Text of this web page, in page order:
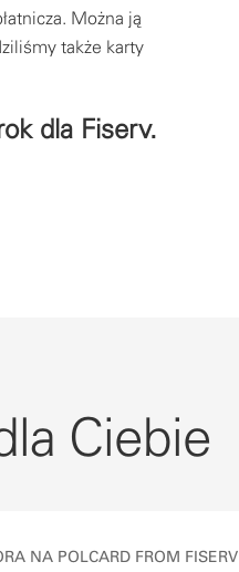
Można ją
także karty
dla Fiserv.
Ciebie
NA POLCARD FROM FISERV